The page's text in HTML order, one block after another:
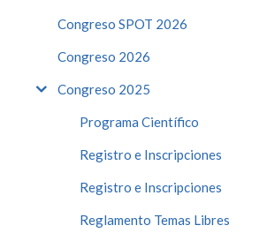
Congreso SPOT 2026
Congreso 2026
Congreso 2025
Programa Científico
Registro e Inscripciones
Registro e Inscripciones
Reglamento Temas Libres